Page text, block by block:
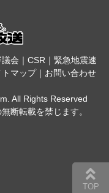
会 ｜ CSR ｜ 緊急地震速
トマップ｜ お問い合わせ
All Rights Reserved
断転載を禁じます。